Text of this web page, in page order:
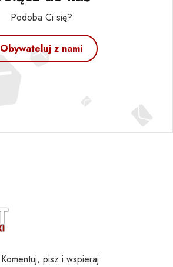
Podoba Ci się?
Obywateluj z nami
pisz i wspieraj